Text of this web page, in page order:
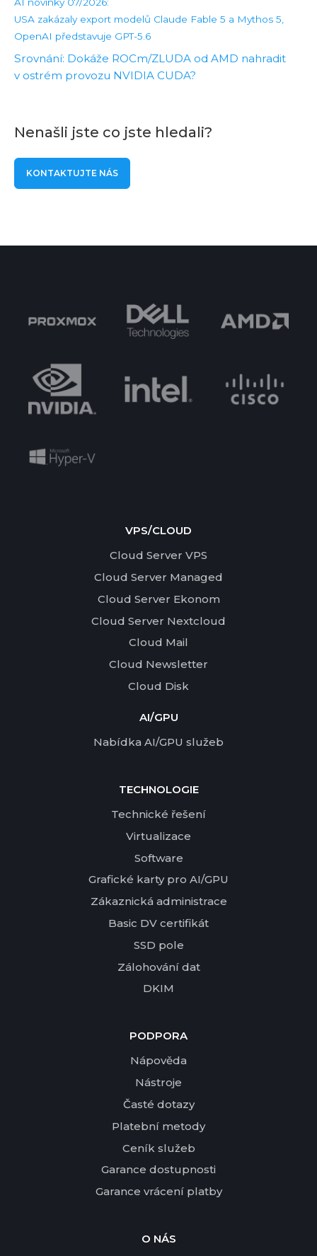
USA zakázaly export modelů Claude Fable 5 a Mythos 5,
OpenAI představuje GPT-5.6
Srovnání: Dokáže ROCm/ZLUDA od AMD nahradit
v ostrém provozu NVIDIA CUDA?
Nenašli jste co jste hledali?
KONTAKTUJTE NÁS
VPS/CLOUD
Cloud Server VPS
Cloud Server Managed
Cloud Server Ekonom
Cloud Server Nextcloud
Cloud Mail
Cloud Newsletter
Cloud Disk
AI/GPU
Nabídka AI/GPU služeb
TECHNOLOGIE
Technické řešení
Virtualizace
Software
Grafické karty pro AI/GPU
Zákaznická administrace
Basic DV certifikát
SSD pole
Zálohování dat
DKIM
PODPORA
Nápověda
Nástroje
Časté dotazy
Platební metody
Ceník služeb
Garance dostupnosti
Garance vrácení platby
O NÁS